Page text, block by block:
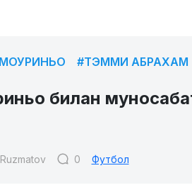
#ТЭММИ АБРАХАМ
билан
0 Футбол